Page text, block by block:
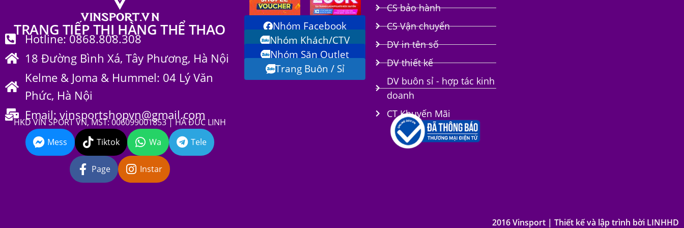
TRANG TIẾP THỊ HÀNG THỂ THAO
Hotline: 0868.808.308
18 Đường Bình Xá, Tây Phương, Hà Nội
Kelme & Joma & Hummel: 04 Lý Văn
Phức, Hà Nội
Email: vinsportshopvn@gmail.com
HKD VIN SPORT VN, MST: 006099001853 | HÀ ĐỨC LINH
Mess
Tiktok Wa Tele
Page Instar
Nhóm Facebook
Nhóm Khách/CTV
Nhóm Săn Outlet
Trang Buôn / Sỉ
CS bảo hành
CS Vận chuyển
DV in tên số
DV thiết kế
DV buôn sỉ - hợp tác kinh
doanh
CT Khuyến Mãi
2016 Vinsport | Thiết kế và lập trình bời LINHHD